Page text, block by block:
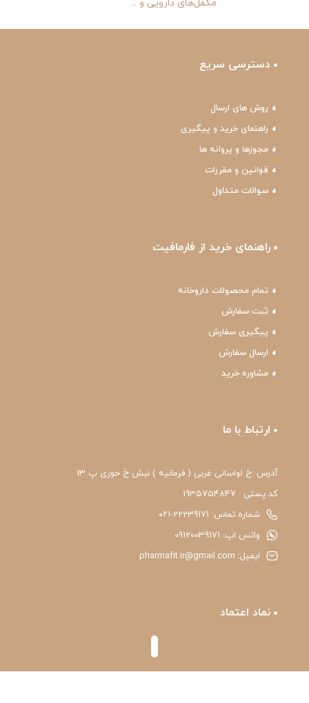
مکمل‌های دارویی و ...
دسترسی سریع
روش های ارسال
راهنمای خرید و پیگیری
مجوزها و پروانه ها
قوانین و مقررات
سوالات متداول
راهنمای خرید از فارمافیت
تمام محصولات داروخانه
ثبت سفارش
پیگیری سفارش
ارسال سفارش
مشاوره خرید
ارتباط با ما
آدرس :خ لواسانی غربی ( فرمانیه ) نبش خ حوری پ 13
کد پستی : 1935754847
شماره تماس: 22239171-۰۲۱
واتس اپ: 09120039171
ایمیل: pharmafit.ir@gmail.com
نماد اعتماد